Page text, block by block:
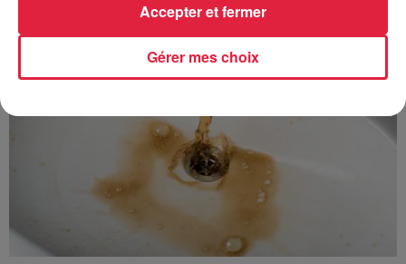
Gérer mes choix
Accepter et fermer